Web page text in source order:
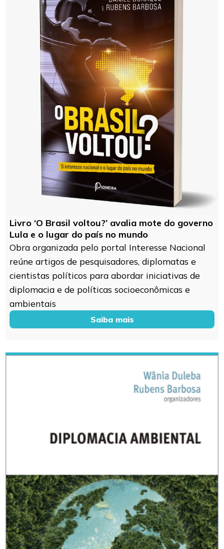
Livro ‘O Brasil voltou?’ avalia mote do governo
Lula e o lugar do país no mundo
Obra organizada pelo portal Interesse Nacional
reúne artigos de pesquisadores, diplomatas e
cientistas políticos para abordar iniciativas de
diplomacia e de políticas socioeconômicas e
ambientais
Saiba mais